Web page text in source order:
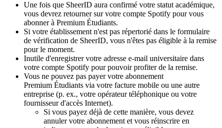
Une fois que SheerID aura confirmé votre statut académique,
vous devrez retourner sur votre compte Spotify pour vous
abonner à Premium Étudiants.
Si votre établissement n'est pas répertorié dans le formulaire
de vérification de SheerID, vous n'êtes pas éligible à la remise
pour le moment.
Inutile d'enregistrer votre adresse e-mail universitaire dans
votre compte Spotify pour pouvoir profiter de la remise.
Vous ne pouvez pas payer votre abonnement
Premium Étudiants via votre facture mobile ou une autre
entreprise (p. ex., votre opérateur téléphonique ou votre
fournisseur d'accès Internet).
Si vous payez déjà de cette manière, vous devez
annuler votre abonnement et vous réinscrire en